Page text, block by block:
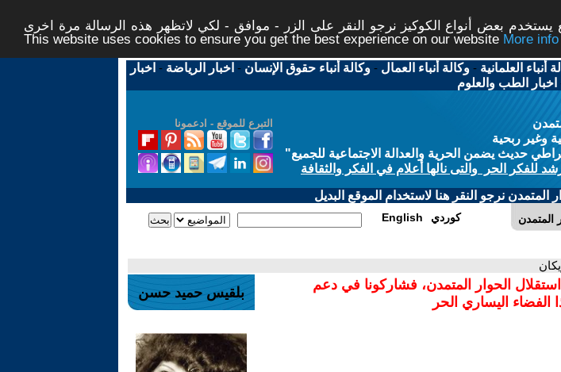
بعض أنواع الكوكيز نرجو النقر على الزر - موافق - لكي لاتظهر هذه الرسالة مرة اخرى -
This website uses cookies to ensure you get the best experience on our website
أنباء العلمانية -وكالة أنباء العمال -وكالة أنباء حقوق الإنسان - اخبار الرياضة - اخبار
اخبار الطب والعلوم
التبرع للموقع - ادعمونا
وغير ربحية
حديث يضمن الحرية والعدالة الاجتماعية للجميع"
للفكر الحر والتى نالها أعلام في الفكر والثقافة
نرجو النقر هنا لاستخدام الموقع البديل
المتمدن English كوردي
الحوار المتمدن، فشاركونا في دعم
الفضاء اليساري الحر
بلقيس حميد حسن